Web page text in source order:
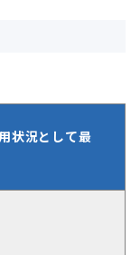
状況として最